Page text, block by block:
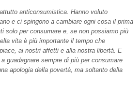
anticonsumistica. Hanno voluto
e ci spingono a cambiare ogni cosa il prima
solo per consumare e, se non possiamo più
vita è più importante il tempo che
ai nostri affetti e alla nostra libertà. E
guadagnare sempre di più per consumare
apologia della povertà, ma soltanto della